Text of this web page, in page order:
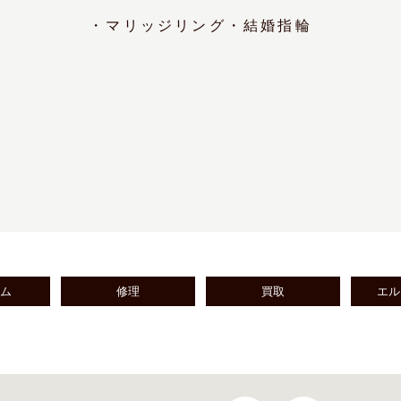
・マリッジリング・結婚指輪
修理 買取 エ